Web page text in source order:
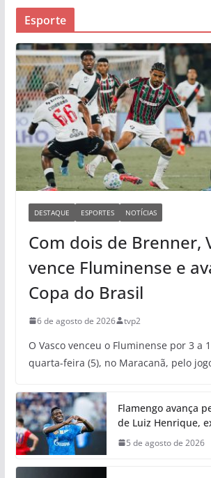
Esporte
DESTAQUE ESPORTES NOTÍCIAS
Com dois de Brenner,
vence Fluminense e
Copa do Brasil
6 de agosto de 2026 tvp2
O Vasco venceu o Fluminense por 3 a
quarta-feira (5), no Maracanã, pelo
Flamengo avança
de Luiz Henrique,
5 de agosto de 2026